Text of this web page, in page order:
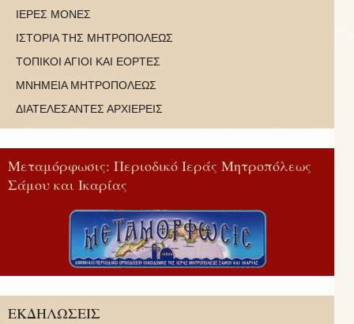
ΙΕΡΕΣ ΜΟΝΕΣ
ΙΣΤΟΡΙΑ ΤΗΣ ΜΗΤΡΟΠΟΛΕΩΣ
ΤΟΠΙΚΟΙ ΑΓΙΟΙ ΚΑΙ ΕΟΡΤΕΣ
ΜΝΗΜΕΙΑ ΜΗΤΡΟΠΟΛΕΩΣ
ΔΙΑΤΕΛΕΣΑΝΤΕΣ ΑΡΧΙΕΡΕΙΣ
Μεταμόρφωσις: Περιοδικό Ιεράς Μητροπόλεως
Σάμου και Ικαρίας
ΕΚΔΗΛΩΣΕΙΣ